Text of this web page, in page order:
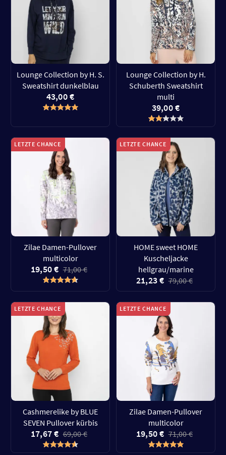
Lounge Collection by H. S.
Sweatshirt dunkelblau
43,00 €
Lounge Collection by H.
Schuberth Sweatshirt
multi
39,00 €
LETZTE CHANCE
Zilae Damen-Pullover
multicolor
19,50 € 71,00 €
LETZTE CHANCE
HOME sweet HOME
Kuscheljacke
hellgrau/marine
21,23 € 79,00 €
LETZTE CHANCE
Cashmerelike by BLUE
SEVEN Pullover kürbis
17,67 € 69,00 €
LETZTE CHANCE
Zilae Damen-Pullover
multicolor
19,50 € 71,00 €